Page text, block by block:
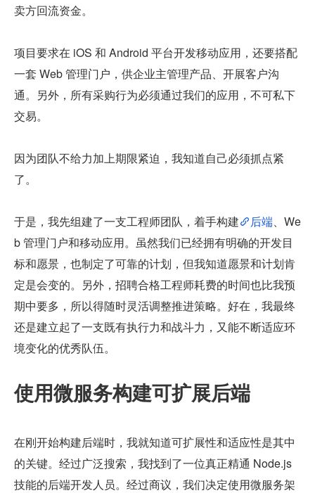
卖方回流资金。
项目要求在 iOS 和 Android 平台开发移动应用，还要搭配
一套 Web 管理门户，供企业主管理产品、开展客户沟
通。另外，所有采购行为必须通过我们的应用，不可私下
交易。
因为团队不给力加上期限紧迫，我知道自己必须抓点紧
了。
于是，我先组建了一支工程师团队，着手构建 后端、We
b 管理门户和移动应用。虽然我们已经拥有明确的开发目
标和愿景，也制定了可靠的计划，但我知道愿景和计划肯
定是会变的。另外，招聘合格工程师耗费的时间也比我预
期中要多，所以得随时灵活调整推进策略。好在，我最终
还是建立起了一支既有执行力和战斗力，又能不断适应环
境变化的优秀队伍。
使用微服务构建可扩展后端
在刚开始构建后端时，我就知道可扩展性和适应性是其中
的关键。经过广泛搜索，我找到了一位真正精通 Node.js
技能的后端开发人员。经过商议，我们决定使用微服务架